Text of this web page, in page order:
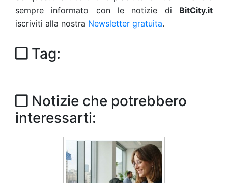
sempre informato con le notizie di BitCity.it
iscriviti alla nostra Newsletter gratuita.
Tag:
Notizie che potrebbero
interessarti: